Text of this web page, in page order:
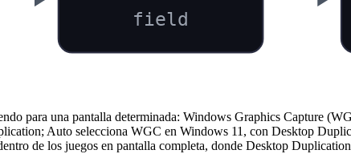
field
para una pantalla determinada: Windows Graphics Capture
Auto selecciona WGC en Windows 11, con Desktop
de los juegos en pantalla completa, donde Desktop